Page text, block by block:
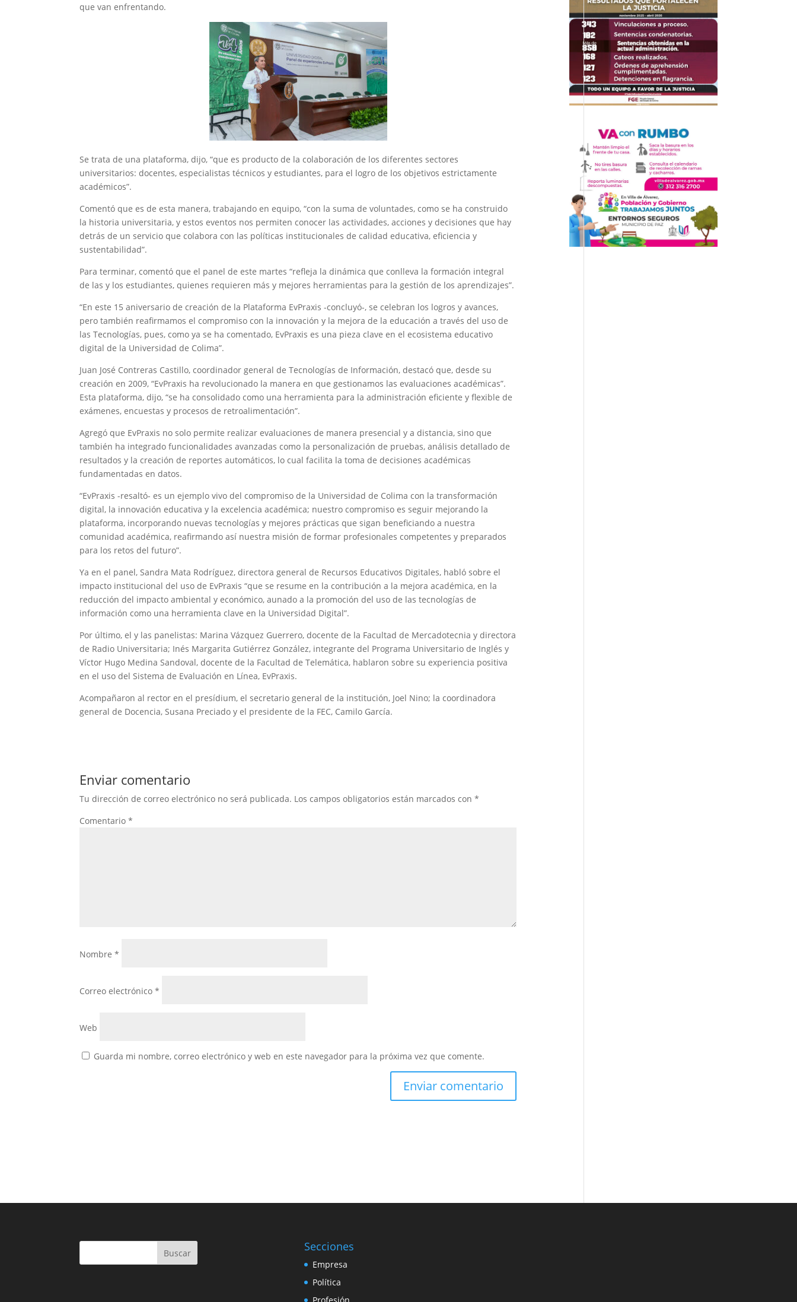
que van enfrentando.
Se trata de una plataforma, dijo, “que es producto de la colaboración de los diferentes sectores
universitarios: docentes, especialistas técnicos y estudiantes, para el logro de los objetivos estrictamente
académicos”.
Comentó que es de esta manera, trabajando en equipo, “con la suma de voluntades, como se ha construido
la historia universitaria, y estos eventos nos permiten conocer las actividades, acciones y decisiones que hay
detrás de un servicio que colabora con las políticas institucionales de calidad educativa, eficiencia y
sustentabilidad”.
Para terminar, comentó que el panel de este martes “refleja la dinámica que conlleva la formación integral
de las y los estudiantes, quienes requieren más y mejores herramientas para la gestión de los aprendizajes”.
“En este 15 aniversario de creación de la Plataforma EvPraxis -concluyó-, se celebran los logros y avances,
pero también reafirmamos el compromiso con la innovación y la mejora de la educación a través del uso de
las Tecnologías, pues, como ya se ha comentado, EvPraxis es una pieza clave en el ecosistema educativo
digital de la Universidad de Colima”.
Juan José Contreras Castillo, coordinador general de Tecnologías de Información, destacó que, desde su
creación en 2009, “EvPraxis ha revolucionado la manera en que gestionamos las evaluaciones académicas”.
Esta plataforma, dijo, “se ha consolidado como una herramienta para la administración eficiente y flexible de
exámenes, encuestas y procesos de retroalimentación”.
Agregó que EvPraxis no solo permite realizar evaluaciones de manera presencial y a distancia, sino que
también ha integrado funcionalidades avanzadas como la personalización de pruebas, análisis detallado de
resultados y la creación de reportes automáticos, lo cual facilita la toma de decisiones académicas
fundamentadas en datos.
“EvPraxis -resaltó- es un ejemplo vivo del compromiso de la Universidad de Colima con la transformación
digital, la innovación educativa y la excelencia académica; nuestro compromiso es seguir mejorando la
plataforma, incorporando nuevas tecnologías y mejores prácticas que sigan beneficiando a nuestra
comunidad académica, reafirmando así nuestra misión de formar profesionales competentes y preparados
para los retos del futuro”.
Ya en el panel, Sandra Mata Rodríguez, directora general de Recursos Educativos Digitales, habló sobre el
impacto institucional del uso de EvPraxis “que se resume en la contribución a la mejora académica, en la
reducción del impacto ambiental y económico, aunado a la promoción del uso de las tecnologías de
información como una herramienta clave en la Universidad Digital”.
Por último, el y las panelistas: Marina Vázquez Guerrero, docente de la Facultad de Mercadotecnia y directora
de Radio Universitaria; Inés Margarita Gutiérrez González, integrante del Programa Universitario de Inglés y
Víctor Hugo Medina Sandoval, docente de la Facultad de Telemática, hablaron sobre su experiencia positiva
en el uso del Sistema de Evaluación en Línea, EvPraxis.
Acompañaron al rector en el presídium, el secretario general de la institución, Joel Nino; la coordinadora
general de Docencia, Susana Preciado y el presidente de la FEC, Camilo García.
Enviar comentario
Tu dirección de correo electrónico no será publicada. Los campos obligatorios están marcados con*
Comentario*
Nombre*
Correo electrónico*
Web
Guarda mi nombre, correo electrónico y web en este navegador para la próxima vez que comente.
Buscar Secciones
Empresa
Política